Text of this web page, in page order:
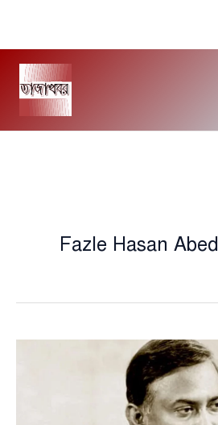
Skip
content
Fazle Hasan Abed